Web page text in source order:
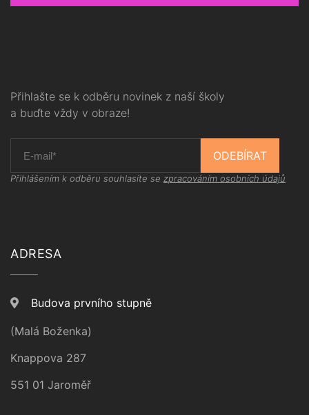
Přihlašte se k odběru novinek z naší školy
a buďte vždy v obraze!
ODEBÍRAT
Přihlášením k odběru souhlasíte se zpracováním osobních údajů
ADRESA
Budova prvního stupně
(Malá Boženka)
Knappova 287
551 01 Jaroměř